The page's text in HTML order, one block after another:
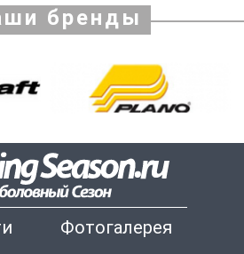
бренды
Фотогалерея